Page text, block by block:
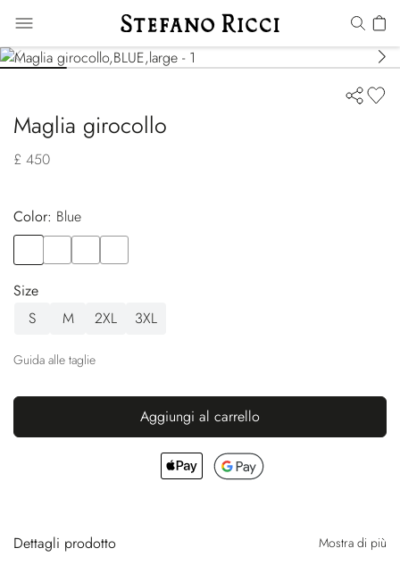
Maglia girocollo
£ 450
Color:
blue
Size
S
M 2XL 3XL
Guida alle taglie
Aggiungi al carrello
Dettagli prodotto Mostra di più